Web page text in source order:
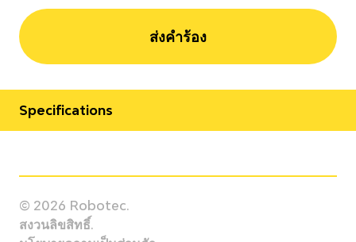
ส่งคำร้อง
Specifications
Model
© 2026 Robotec.
สงวนลิขสิทธิ์.